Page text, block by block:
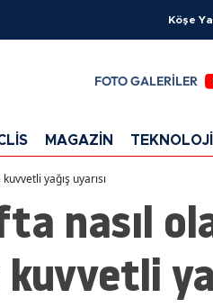
Köşe
FOTO GALERİLER
MAGAZİN TEKNOLOJİ
yağış uyarısı
nasıl